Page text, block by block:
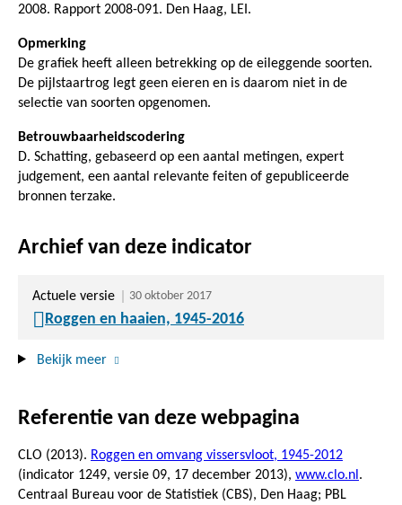
2008. Rapport 2008-091. Den Haag, LEI.
Opmerking
De grafiek heeft alleen betrekking op de eileggende soorten.
De pijlstaartrog legt geen eieren en is daarom niet in de
selectie van soorten opgenomen.
Betrouwbaarheidscodering
D. Schatting, gebaseerd op een aantal metingen, expert
judgement, een aantal relevante feiten of gepubliceerde
bronnen terzake.
Archief van deze indicator
Actuele versie 30 oktober 2017
Roggen en haaien, 1945-2016
Bekijk meer
Referentie van deze webpagina
CLO (2013). Roggen en omvang vissersvloot, 1945-2012
(indicator 1249, versie 09, 17 december 2013), www.clo.nl .
Centraal Bureau voor de Statistiek (CBS), Den Haag; PBL